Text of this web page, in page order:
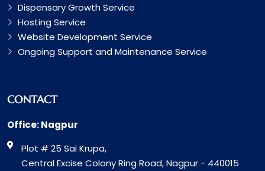
Dispensary Growth Service
Hosting Service
Website Development Service
Ongoing Support and Maintenance Service
CONTACT
Office: Nagpur
Plot # 25 Sai Krupa,
Central Excise Colony Ring Road, Nagpur - 440015